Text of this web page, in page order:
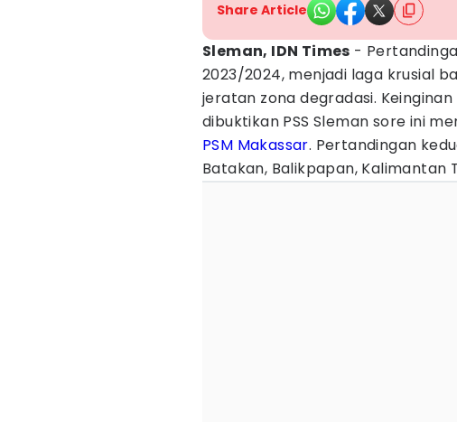
Share Article
Sleman, IDN Times -
2023/2024, menjadi laga krusial
jeratan zona degradasi.
dibuktikan PSS Sleman sore ini
PSM Makassar. Pertandingan
Batakan, Balikpapan,